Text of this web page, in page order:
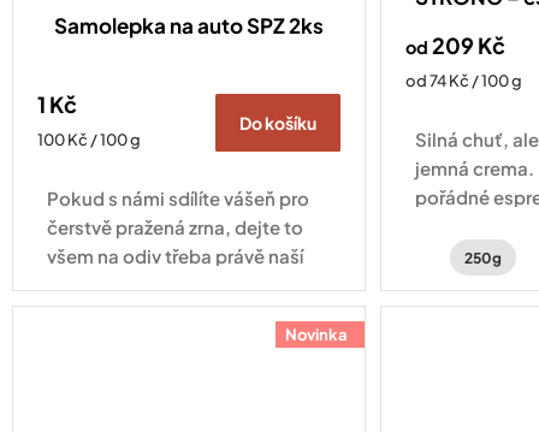
Samolepka na auto SPZ 2ks
1 Kč
Měrná
100 Kč / 100 g
Do košíku
Pokud s námi sdílíte vášeň pro
čerstvě pražená zrna, dejte to
všem na odiv třeba právě naší
minimalistickou samolepkou.
Samolepka na auto na rámeček
od 209 Kč
Měrná
od 74 Kč / 100 g
Silná chuť,
jemná crema.
pořádné
zemitosti a
nádechem.
250g
Novinka